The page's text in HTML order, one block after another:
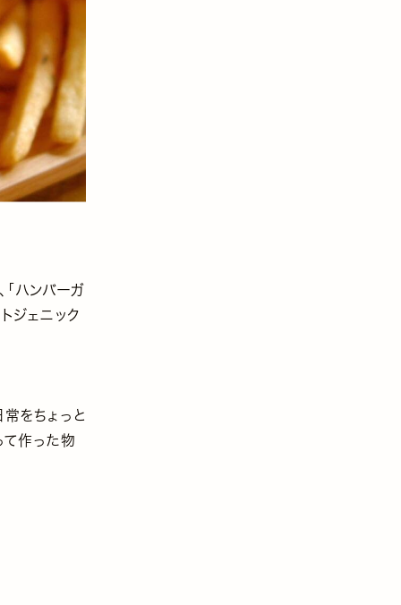
ハンバーガ
ジェニック
をちょっと
て作った物